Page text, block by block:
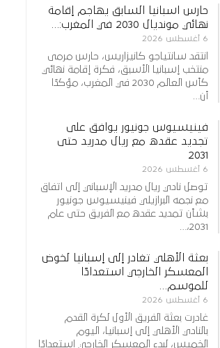
حارس اسبانيا السابق يهاجم إقامة
نهائي مونديال 2030 في المغرب:…
6 أغسطس 2026
انتقد سانتياجو كانيزاريس، حارس مرمى
منتخب إسبانيا الأسبق، فكرة إقامة نهائي
كأس العالم 2030 في المغرب، مؤكدًا
أن…
فينيسيوس جونيور يوافق على
تجديد عقده مع ريال مدريد حتى
2031
6 أغسطس 2026
توصل نادي ريال مدريد الإسباني إلى اتفاق
مع نجمه البرازيلي فينيسيوس جونيور
بشأن تمديد عقده مع الفريق حتى عام
2031،…
بعثة الأهلي تغادر إلى إسبانيا لخوض
المعسكر الخارجي استعدادًا
للموسم…
6 أغسطس 2026
غادرت بعثة الفريق الأول لكرة القدم
بالنادي الأهلي إلى إسبانيا، اليوم
الخميس، لبدء المعسكر الخارجي استعدادًا